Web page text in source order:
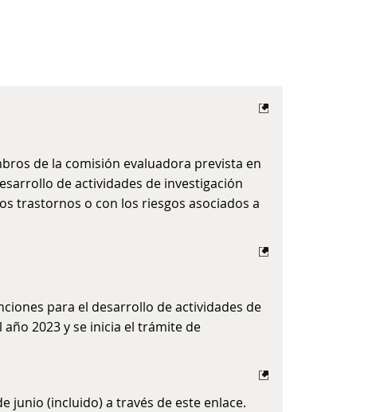
de la comisión evaluadora prevista en
de actividades de investigación
trastornos o con los riesgos asociados a
para el desarrollo de actividades de
2023 y se inicia el trámite de
junio (incluido) a través de este enlace.